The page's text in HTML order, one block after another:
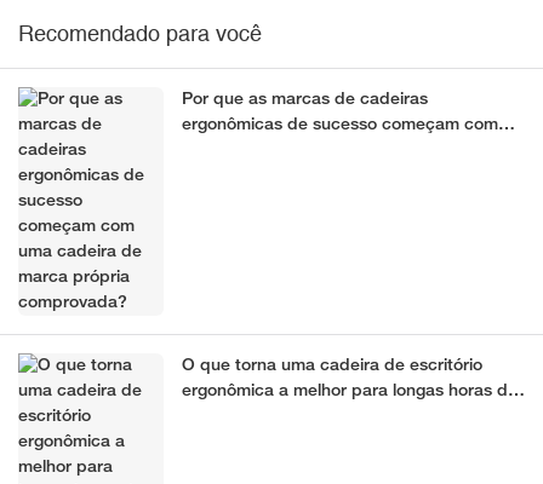
Recomendado para você
Por que as marcas de cadeiras
ergonômicas de sucesso começam com
O que torna uma cadeira de escritório
ergonômica a melhor para longas horas de